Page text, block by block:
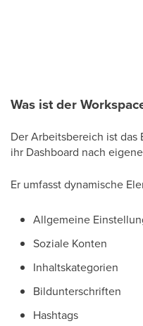
Was ist der
Der Arbeitsbereich ist
ihr Dashboard nach
Er umfasst dynamische
Allgemeine
Soziale Konten
Inhaltskategorien
Bildunterschriften
Hashtags